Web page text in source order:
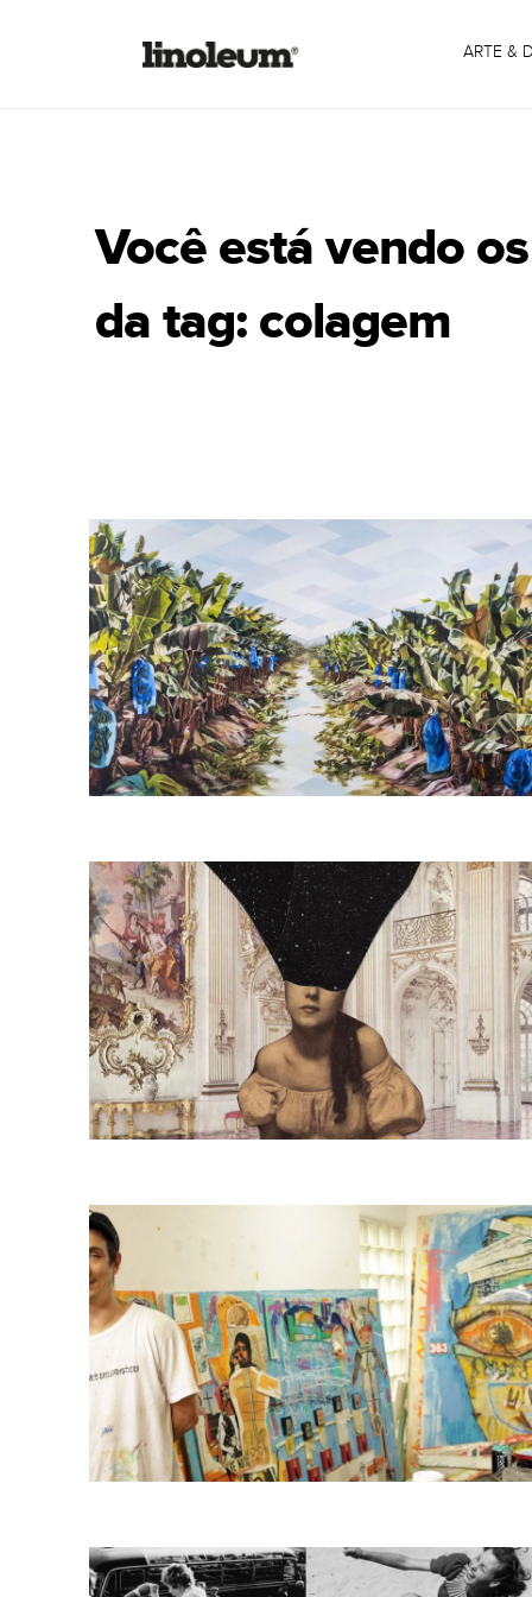
ARTE &
Você está vendo
da tag: colagem